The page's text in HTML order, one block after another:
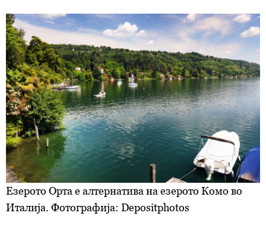
деталите“. Согласноста можете во кој било момент да
ја повлечете без негативни последици.
Езерото Орта е алтернатива на езерото Комо во
Италија. Фотографија: Depositphotos